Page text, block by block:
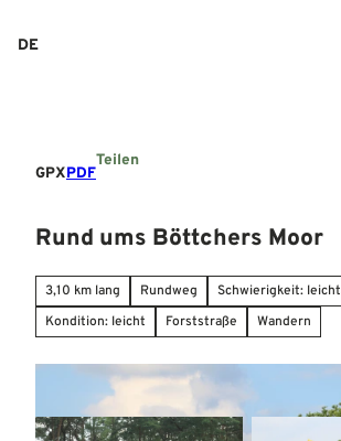
DE
GPXPDF
Teilen
Rund ums Böttchers Moor
3,10 km lang Rundweg
Schwierigkeit: leicht
Kondition: leicht
Forststraße Wandern